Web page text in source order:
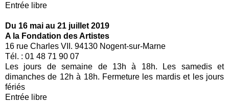
Entrée libre
Du 16 mai au 21 juillet 2019
A la Fondation des Artistes
16 rue Charles VII. 94130 Nogent-sur-Marne
Tél. : 01 48 71 90 07
Les jours de semaine de 13h à 18h. Les samedis et
dimanches de 12h à 18h. Fermeture les mardis et les jours
fériés
Entrée libre